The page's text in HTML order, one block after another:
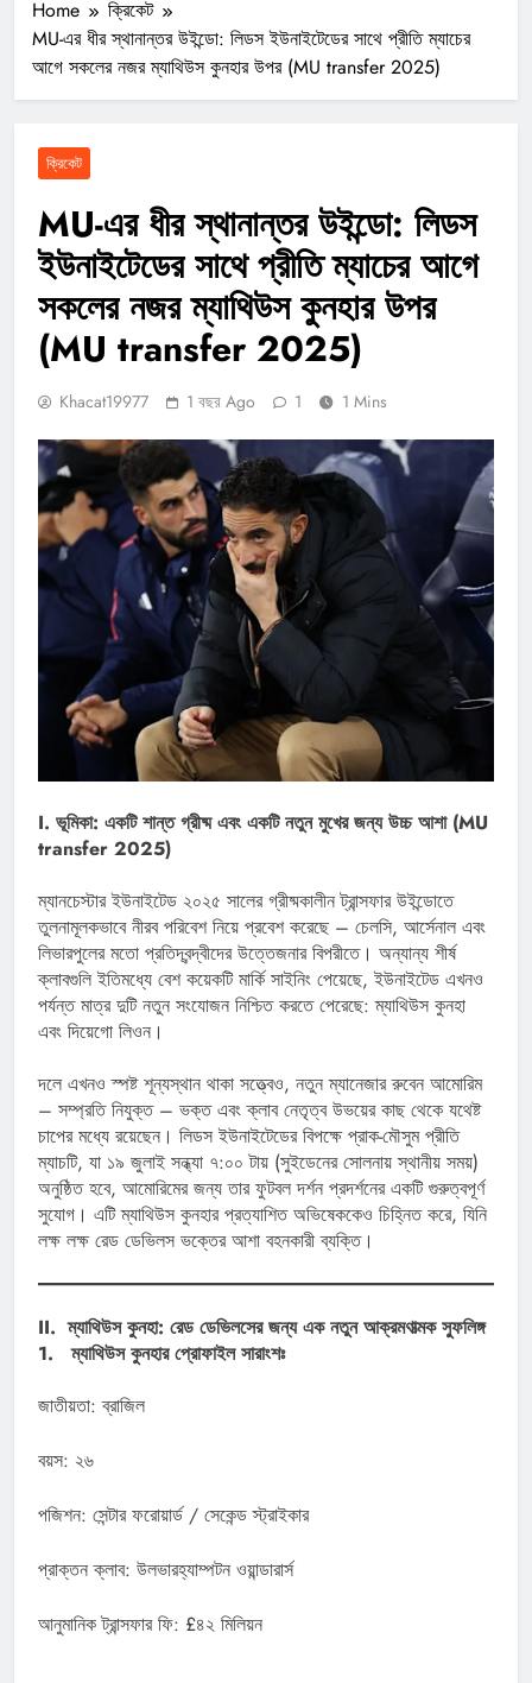
Home
ক্রিকেট
MU-এর ধীর স্থানান্তর উইন্ডো: লিডস ইউনাইটেডের সাথে প্রীতি ম্যাচের
আগে সকলের নজর ম্যাথিউস কুনহার উপর (MU transfer 2025)
ক্রিকেট
MU-এর ধীর স্থানান্তর উইন্ডো: লিডস
ইউনাইটেডের সাথে প্রীতি ম্যাচের আগে
সকলের নজর ম্যাথিউস কুনহার উপর
(MU transfer 2025)
Khacat19977 1 বছর Ago 1 1 Mins
I. ভূমিকা: একটি শান্ত গ্রীষ্ম এবং একটি নতুন মুখের জন্য উচ্চ আশা (MU
transfer 2025)
ম্যানচেস্টার ইউনাইটেড ২০২৫ সালের গ্রীষ্মকালীন ট্রান্সফার উইন্ডোতে
তুলনামূলকভাবে নীরব পরিবেশ নিয়ে প্রবেশ করেছে – চেলসি, আর্সেনাল এবং
লিভারপুলের মতো প্রতিদ্বন্দ্বীদের উত্তেজনার বিপরীতে। অন্যান্য শীর্ষ
ক্লাবগুলি ইতিমধ্যে বেশ কয়েকটি মার্কি সাইনিং পেয়েছে, ইউনাইটেড এখনও
পর্যন্ত মাত্র দুটি নতুন সংযোজন নিশ্চিত করতে পেরেছে: ম্যাথিউস কুনহা
এবং দিয়েগো লিওন।
দলে এখনও স্পষ্ট শূন্যস্থান থাকা সত্ত্বেও, নতুন ম্যানেজার রুবেন আমোরিম
– সম্প্রতি নিযুক্ত – ভক্ত এবং ক্লাব নেতৃত্ব উভয়ের কাছ থেকে যথেষ্ট
চাপের মধ্যে রয়েছেন। লিডস ইউনাইটেডের বিপক্ষে প্রাক-মৌসুম প্রীতি
ম্যাচটি, যা ১৯ জুলাই সন্ধ্যা ৭:০০ টায় (সুইডেনের সোলনায় স্থানীয় সময়)
অনুষ্ঠিত হবে, আমোরিমের জন্য তার ফুটবল দর্শন প্রদর্শনের একটি গুরুত্বপূর্ণ
সুযোগ। এটি ম্যাথিউস কুনহার প্রত্যাশিত অভিষেককেও চিহ্নিত করে, যিনি
লক্ষ লক্ষ রেড ডেভিলস ভক্তের আশা বহনকারী ব্যক্তি।
II. ম্যাথিউস কুনহা: রেড ডেভিলসের জন্য এক নতুন আক্রমণাত্মক স্ফুলিঙ্গ
1. ম্যাথিউস কুনহার প্রোফাইল সারাংশঃ
জাতীয়তা: ব্রাজিল
বয়স: ২৬
পজিশন: সেন্টার ফরোয়ার্ড / সেকেন্ড স্ট্রাইকার
প্রাক্তন ক্লাব: উলভারহ্যাম্পটন ওয়ান্ডারার্স
আনুমানিক ট্রান্সফার ফি: £৪২ মিলিয়ন